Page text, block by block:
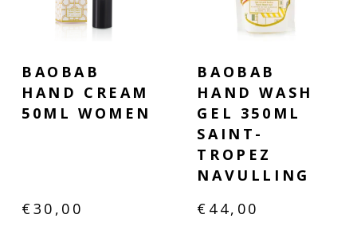
BAOBAB
HAND CREAM
50ML WOMEN
€30,00
BAOBAB
HAND WASH
GEL 350ML
SAINT-
TROPEZ
NAVULLING
€ 44,00